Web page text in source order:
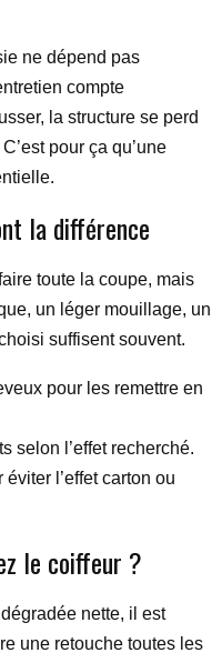
ne dépend pas
compte
la structure se perd
pour ça qu’une
la différence
toute la coupe, mais
un léger mouillage, un
suffisent souvent.
pour les remettre en
selon l’effet recherché.
l’effet carton ou
le coiffeur ?
nette, il est
une retouche toutes les